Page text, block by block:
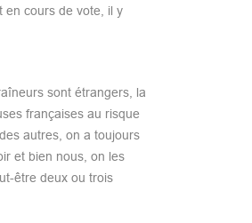
en cours de vote, il y
sont étrangers, la
françaises au risque
autres, on a toujours
et bien nous, on les
être deux ou trois